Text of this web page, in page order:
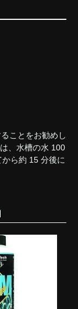
ことをお勧めし
、水槽の水 100
ら約 15 分後に